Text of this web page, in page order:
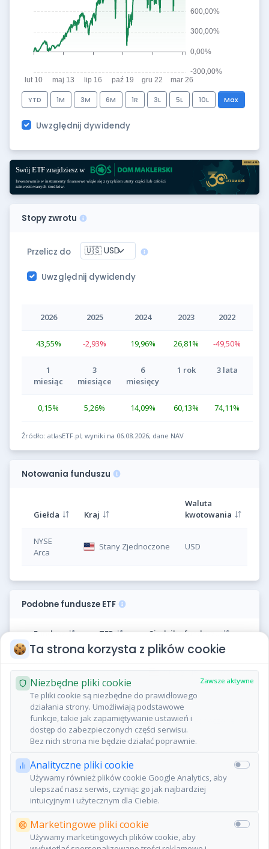
YTD 1M 3M 6M 1R 3L 5L 10L Max
Uwzględnij dywidendy
Stopy zwrotu
Przelicz do
Uwzględnij dywidendy
2026 2025 2024 2023 2022
43,55% -2,93% 19,96% 26,81% -49,50%
1
miesiąc
3
miesiące
6
miesięcy
1 rok 3 lata
0,15% 5,26% 14,09% 60,13% 74,11%
Źródło: atlasETF.pl; wyniki na 06.08.2026; dane NAV
Notowania funduszu
Giełda Kraj
Waluta
kwotowania
NYSE
Arca
Stany Zjednoczone USD
Podobne fundusze ETF
Fundusz TER Siedziba funduszu
MidCap400
ProShares
Ultra
SmallCap600
0,95% Stany Zjednoczone
Poprzednia
Ta strona korzysta z plików cookie
Niezbędne pliki cookie
Te pliki cookie są niezbędne do prawidłowego
działania strony. Umożliwiają podstawowe
funkcje, takie jak zapamiętywanie ustawień i
dostęp do zabezpieczonych części serwisu.
Bez nich strona nie będzie działać poprawnie.
Zawsze aktywne
Analityczne pliki cookie
Używamy również plików cookie Google Analytics, aby
ulepszać nasz serwis, czyniąc go jak najbardziej
intuicyjnym i użytecznym dla Ciebie.
Marketingowe pliki cookie
Używamy marketingowych plików cookie, aby